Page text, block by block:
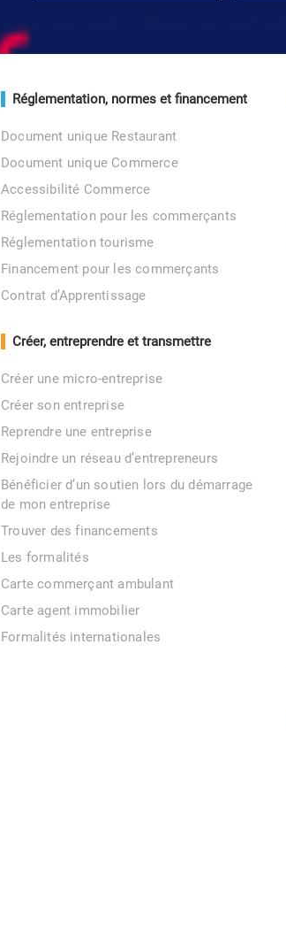
Réglementation, normes et financement
Document unique Restaurant
Document unique Commerce
Accessibilité Commerce
Réglementation pour les commerçants
Réglementation tourisme
Financement pour les commerçants
Contrat d’Apprentissage
Créer, entreprendre et transmettre
Créer une micro-entreprise
Créer son entreprise
Reprendre une entreprise
Rejoindre un réseau d’entrepreneurs
Bénéficier d’un soutien lors du démarrage
de mon entreprise
Trouver des financements
Les formalités
Carte commerçant ambulant
Carte agent immobilier
Formalités internationales